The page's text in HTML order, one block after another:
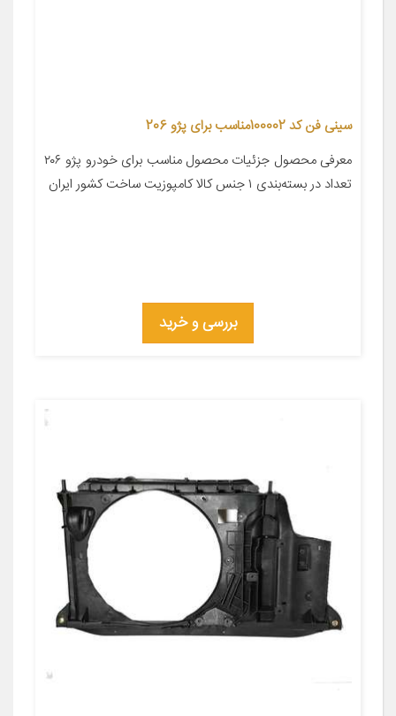
سینی فن کد 100002مناسب برای پژو 206
معرفی محصول جزئیات محصول مناسب برای خودرو پژو ۲۰۶
تعداد در بسته‌بندی ۱ جنس کالا کامپوزیت ساخت کشور ایران
بررسی و خرید